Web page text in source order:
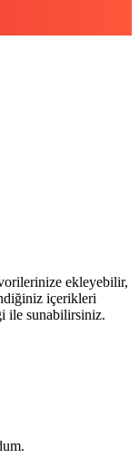
ekleyebilir,
içerikleri
ile sunabilirsiniz.